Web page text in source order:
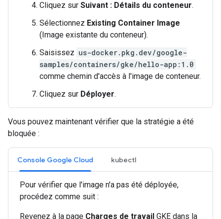
Cliquez sur Suivant : Détails du conteneur.
Sélectionnez Existing Container Image
(Image existante du conteneur).
Saisissez us-docker.pkg.dev/google-
samples/containers/gke/hello-app:1.0
comme chemin d'accès à l'image de conteneur.
Cliquez sur Déployer.
Vous pouvez maintenant vérifier que la stratégie a été
bloquée :
Console Google Cloud kubectl
Pour vérifier que l'image n'a pas été déployée,
procédez comme suit :
Revenez à la page Charges de travail GKE dans la